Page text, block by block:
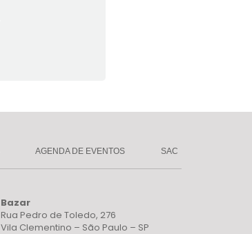
AGENDA DE EVENTOS SAC
Bazar
Rua Pedro de Toledo, 276
Vila Clementino – São Paulo – SP